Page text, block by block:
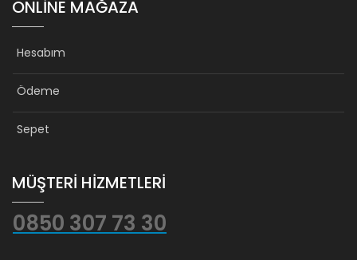
ONLINE MAĞAZA
Hesabım
Ödeme
Sepet
MÜŞTERİ HİZMETLERİ
0850 307 73 30